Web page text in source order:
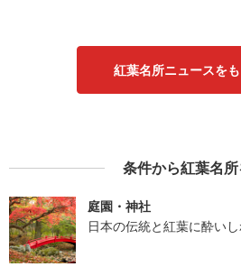
紅葉名所ニュースを
条件から紅葉名
庭園・神社
日本の伝統と紅葉に酔い